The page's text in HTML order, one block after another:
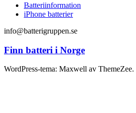
Batteriinformation
iPhone batterier
info@batterigruppen.se
Finn batteri i Norge
WordPress-tema: Maxwell av ThemeZee.